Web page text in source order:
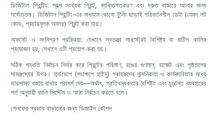
ডিজিটাল প্রিন্টিং: স্বল্প সংখ্যক প্রিন্ট, ব্যক্তিগতকরণ এবং দ্রুত বাজারে আনার জন্য
সর্বোত্তম। ডিজিটাল প্রিন্টিং-এর মাধ্যমে কোনো টুলিং ছাড়াই পরিবর্তনশীল ডেটা (যেমন লট
কোড, প্রচারমূলক অফার) প্রিন্ট করা যায়।
অফসেট ও সংমিশ্রণ প্রক্রিয়া: যেখানে স্বতন্ত্র সাবস্ট্রেট বৈশিষ্ট্য বা জটিল কালির
প্রয়োজন হয়, সেখানে এটি প্রয়োগ করা হয়।
সঠিক পদ্ধতি নির্বাচন নির্ভর করে প্রিন্টের পরিমাণ, রঙের গুণমান, বাজেট এবং পৃষ্ঠতলের
সামঞ্জস্যের উপর। হার্ডভোগ (সংক্ষেপে হাইমু) গ্রাহকদের নান্দনিকতা ও কার্যকারিতার মধ্যে
ভারসাম্য বজায় রাখার পরামর্শ দেয়—অর্থাৎ, প্রতিবন্ধকতার বৈশিষ্ট্য এবং চূড়ান্ত ব্যবহারের
শর্ত অনুযায়ী কালি সিস্টেম ও আঠা নির্বাচন করতে বলে।
শেলফের প্রভাব বাড়ানোর জন্য ডিজাইন কৌশল